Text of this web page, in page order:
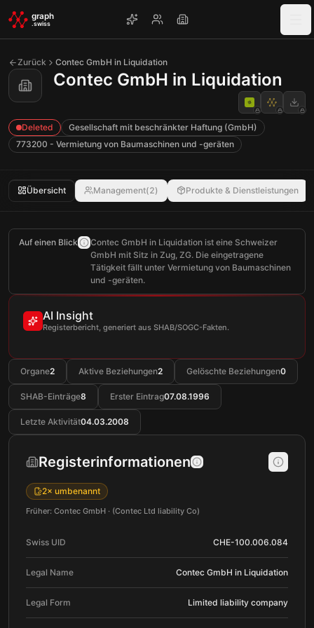
Skip to main content
graph
.swiss
Zurück Contec GmbH in Liquidation
Contec GmbH in Liquidation
Deleted
Gesellschaft mit beschränkter Haftung (GmbH)
773200 - Vermietung von Baumaschinen und -geräten
Übersicht Management(2) Produkte & Dienstleistungen
Auf einen Blick
Contec GmbH in Liquidation ist eine Schweizer
GmbH mit Sitz in Zug, ZG. Die eingetragene
Tätigkeit fällt unter Vermietung von Baumaschinen
und -geräten.
AI Insight
Registerbericht, generiert aus SHAB/SOGC-Fakten.
Organe2 Aktive Beziehungen2 Gelöschte Beziehungen0
SHAB-Einträge8 Erster Eintrag07.08.1996
Letzte Aktivität04.03.2008
Registerinformationen
2× umbenannt
Früher: Contec GmbH · (Contec Ltd liability Co)
Swiss UID CHE-100.006.084
Legal Name Contec GmbH in Liquidation
Legal Form Limited liability company